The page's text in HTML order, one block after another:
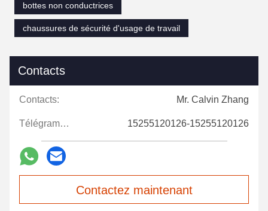
bottes non conductrices
chaussures de sécurité d'usage de travail
Contacts
Contacts: Mr. Calvin Zhang
Télégramme: 15255120126-15255120126
Contactez maintenant